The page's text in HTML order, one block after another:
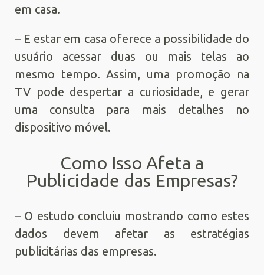
em casa.
– E estar em casa oferece a possibilidade do
usuário acessar duas ou mais telas ao
mesmo tempo. Assim, uma promoção na
TV pode despertar a curiosidade, e gerar
uma consulta para mais detalhes no
dispositivo móvel.
Como Isso Afeta a
Publicidade das Empresas?
– O estudo concluiu mostrando como estes
dados devem afetar as estratégias
publicitárias das empresas.